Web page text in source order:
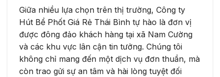
Giữa nhiều lựa chọn trên thị trường, Công ty
Hút Bể Phốt Giá Rẻ Thái Bình tự hào là đơn vị
được đông đảo khách hàng tại xã Nam Cường
và các khu vực lân cận tin tưởng. Chúng tôi
không chỉ mang đến một dịch vụ đơn thuần, mà
còn trao gửi sự an tâm và hài lòng tuyệt đối